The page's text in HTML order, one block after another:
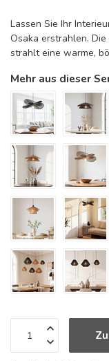
Lassen Sie Ihr
Osaka erstrahlen.
strahlt eine warme,
Mehr aus dieser